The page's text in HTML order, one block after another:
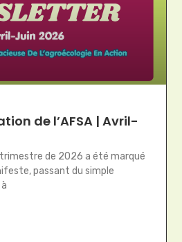
de l’AFSA | Avril-
de 2026 a été marqué
passant du simple